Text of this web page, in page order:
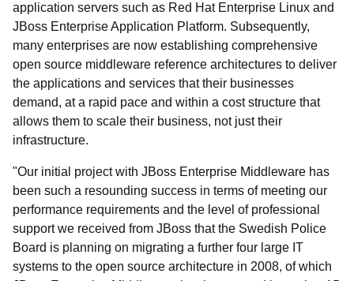
application servers such as Red Hat Enterprise Linux and
JBoss Enterprise Application Platform. Subsequently,
many enterprises are now establishing comprehensive
open source middleware reference architectures to deliver
the applications and services that their businesses
demand, at a rapid pace and within a cost structure that
allows them to scale their business, not just their
infrastructure.
"Our initial project with JBoss Enterprise Middleware has
been such a resounding success in terms of meeting our
performance requirements and the level of professional
support we received from JBoss that the Swedish Police
Board is planning on migrating a further four large IT
systems to the open source architecture in 2008, of which